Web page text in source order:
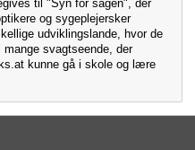
til "Syn for sagen", der
og sygeplejersker
udviklingslande, hvor de
svagtseende, der
kunne gå i skole og lære